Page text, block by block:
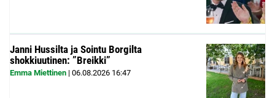
Janni Hussilta ja Sointu Borgilta
shokkiuutinen: ”Breikki”
Emma Miettinen | 06.08.2026 16:47